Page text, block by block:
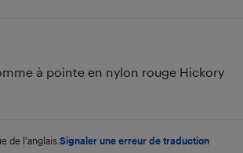
à pointe en nylon rouge Hickory
de l'anglais. Signaler une erreur de traduction